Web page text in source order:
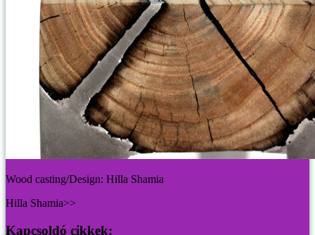
Wood casting/Design: Hilla Shamia
Hilla Shamia>>
Kapcsoldó cikkek: